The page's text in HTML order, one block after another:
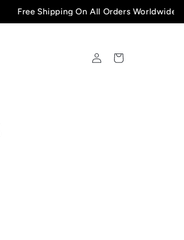
Free Shipping On All Orders Worldwide!🚚
Fazer
login
Carrinho